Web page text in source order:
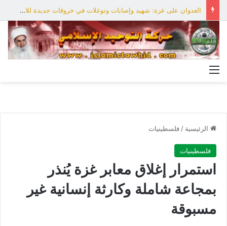
العدوان على غزة: شهيد وإصابات وتوغلات في خروقات جديدة للاحتلال
الرئيسية /فلسطينيات
فلسطينيات
استمرار إغلاق معابر غزة يُنذر
بمجاعة شاملة وكارثة إنسانية غير
مسبوقة